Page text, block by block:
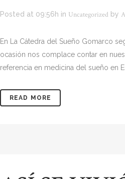
Posted at 09:56h in Uncategorized by
En La Cátedra del Sueño Gomarco
ocasión nos complace contar en
referencia en medicina del sueño en
READ MORE